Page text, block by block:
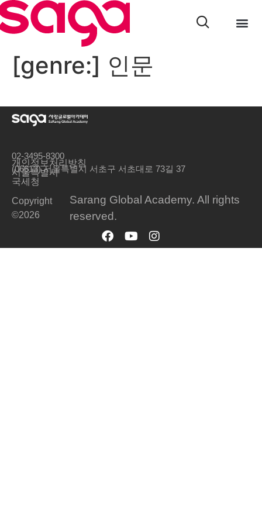
[genre:] 인문
02-3495-8300
(06613) 서울특별시 서초구 서초대로 73길 37
개인정보처리방침
서울특별시
국세청
Copyright
©2026
Sarang Global Academy. All rights
reserved.